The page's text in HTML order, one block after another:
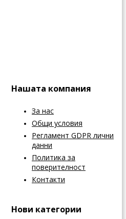
Нашата компания
За нас
Общи условия
Регламент GDPR лични
данни
Политика за
поверителност
Контакти
Нови категории